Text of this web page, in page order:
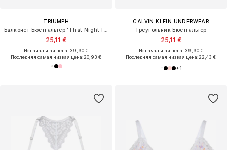
TRIUMPH
25,11 €
Изначальная цена: 39,90 €
Последняя самая низкая цена:20,93 €
CALVIN KLEIN UNDERWEAR
Треугольник Бюстгальтер
25,11 €
Изначальная цена: 39,90 €
Последняя самая низкая цена:22,43 €
+1